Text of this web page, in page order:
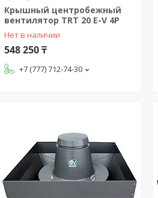
Крышный центробежный
вентилятор TRT 20 E-V 4P
Нет в наличии
548 250 ₸
+7 (777) 712-74-30